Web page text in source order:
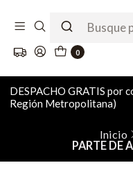
0
DESPACHO GRATIS por
Región Metropolitana)
Inicio
PARTE DE